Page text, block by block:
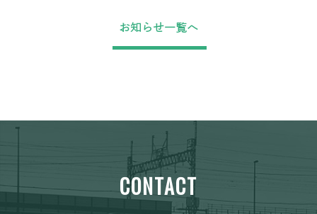
お知らせ一覧へ
CONTACT